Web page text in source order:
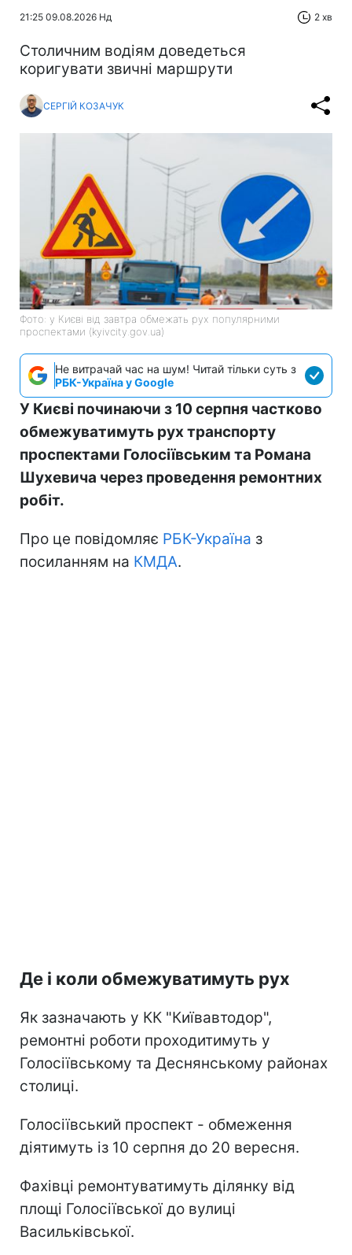
21:25 09.08.2026 Нд 2 хв
Столичним водіям доведеться
коригувати звичні маршрути
СЕРГІЙ КОЗАЧУК
Фото: у Києві від завтра обмежать рух популярними
проспектами (kyivcity.gov.ua)
Не витрачай час на шум! Читай тільки суть з
РБК-Україна у Google
У Києві починаючи з 10 серпня частково
обмежуватимуть рух транспорту
проспектами Голосіївським та Романа
Шухевича через проведення ремонтних
робіт.
Про це повідомляє РБК-Україна з
посиланням на КМДА.
Де і коли обмежуватимуть рух
Як зазначають у КК "Київавтодор",
ремонтні роботи проходитимуть у
Голосіївському та Деснянському районах
столиці.
Голосіївський проспект - обмеження
діятимуть із 10 серпня до 20 вересня.
Фахівці ремонтуватимуть ділянку від
площі Голосіївської до вулиці
Васильківської.